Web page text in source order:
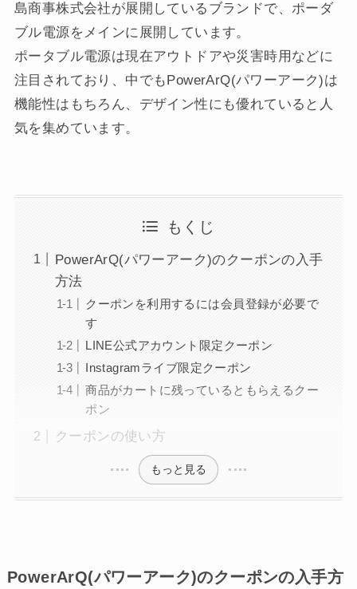
島商事株式会社が展開しているブランドで、ポーダ
ブル電源をメインに展開しています。
ポータブル電源は現在アウトドアや災害時用などに
注目されており、中でもPowerArQ(パワーアーク)は
機能性はもちろん、デザイン性にも優れていると人
気を集めています。
もくじ
PowerArQ(パワーアーク)のクーポンの入手
方法
クーポンを利用するには会員登録が必要で
す
LINE公式アカウント限定クーポン
Instagramライブ限定クーポン
商品がカートに残っているともらえるクー
ポン
クーポンの使い方
もっと見る
PowerArQ(パワーアーク)のクーポンの入手方